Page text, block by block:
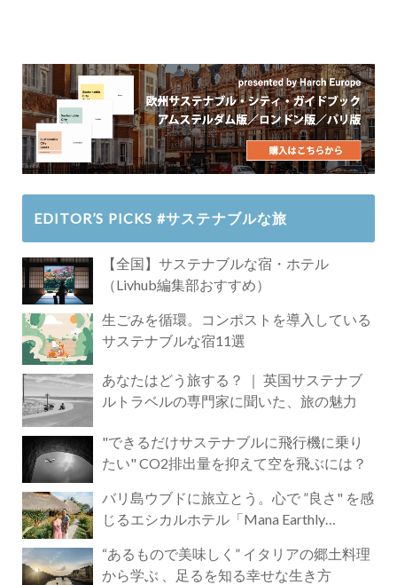
EDITOR’S PICKS #サステナブルな旅
【全国】サステナブルな宿・ホテル
（Livhub編集部おすすめ）
生ごみを循環。コンポストを導入している
サステナブルな宿11選
あなたはどう旅する？ ｜ 英国サステナブ
ルトラベルの専門家に聞いた、旅の魅力
"できるだけサステナブルに飛行機に乗り
たい" CO2排出量を抑えて空を飛ぶには？
バリ島ウブドに旅立とう。心で ”良さ" を感
じるエシカルホテル「Mana Earthly
“あるもので美味しく” イタリアの郷土料理
から学ぶ 、足るを知る幸せな生き方